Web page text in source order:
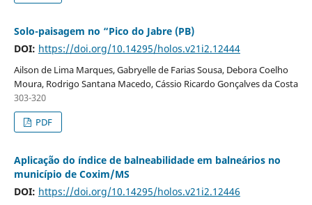
Solo-paisagem no “Pico do Jabre (PB)
DOI: https://doi.org/10.14295/holos.v21i2.12444
Ailson de Lima Marques, Gabryelle de Farias Sousa, Debora Coelho
Moura, Rodrigo Santana Macedo, Cássio Ricardo Gonçalves da Costa
303-320
PDF
Aplicação do índice de balneabilidade em balneários no
município de Coxim/MS
DOI: https://doi.org/10.14295/holos.v21i2.12446